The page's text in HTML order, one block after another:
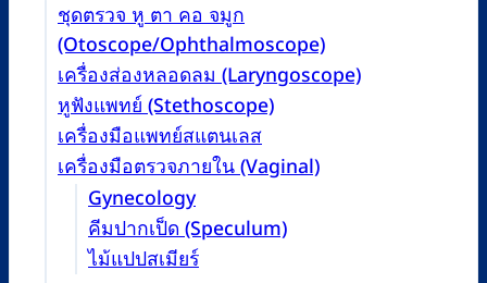
ชุดตรวจ หู ตา คอ จมูก
(Otoscope/Ophthalmoscope)
เครื่องส่องหลอดลม (Laryngoscope)
หูฟังแพทย์ (Stethoscope)
เครื่องมือแพทย์สแตนเลส
เครื่องมือตรวจภายใน (Vaginal)
Gynecology
คีมปากเป็ด (Speculum)
ไม้แปปสเมียร์